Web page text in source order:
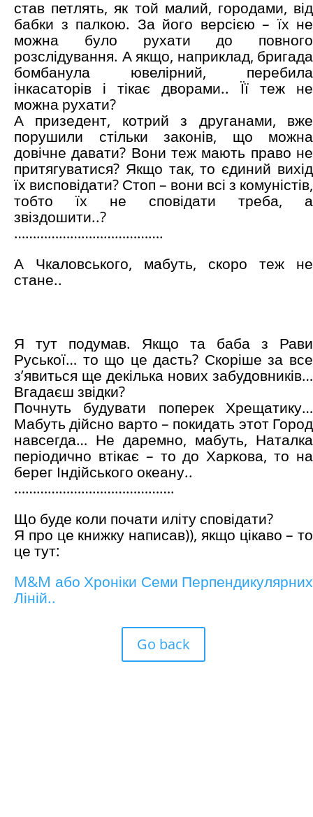
став петлять, як той малий, городами, від
бабки з палкою. За його версією – їх не
можна було рухати до повного
розслідування. А якщо, наприклад, бригада
бомбанула ювелірний, перебила
інкасаторів і тікає дворами.. Її теж не
можна рухати?
А призедент, котрий з друганами, вже
порушили стільки законів, що можна
довічне давати? Вони теж мають право не
притягуватися? Якщо так, то єдиний вихід
їх висповідати? Стоп – вони всі з комуністів,
тобто їх не сповідати треба, а
звіздошити..?
………………………………….
А Чкаловського, мабуть, скоро теж не
стане..
Я тут подумав. Якщо та баба з Рави
Руської… то що це дасть? Скоріше за все
з’явиться ще декілька нових забудовників…
Вгадаєш звідки?
Почнуть будувати поперек Хрещатику…
Мабуть дійсно варто – покидать этот Город
навсегда… Не даремно, мабуть, Наталка
періодично втікає – то до Харкова, то на
берег Індійського океану..
…………………………………….
Що буде коли почати иліту сповідати?
Я про це книжку написав)), якщо цікаво – то
це тут:
M&M або Хроніки Семи Перпендикулярних
Ліній..
Go back